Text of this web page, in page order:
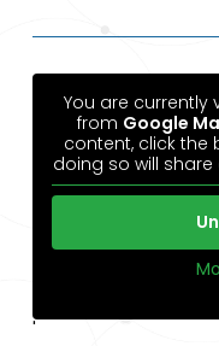
You are
from Google
content, click the
doing so will
'